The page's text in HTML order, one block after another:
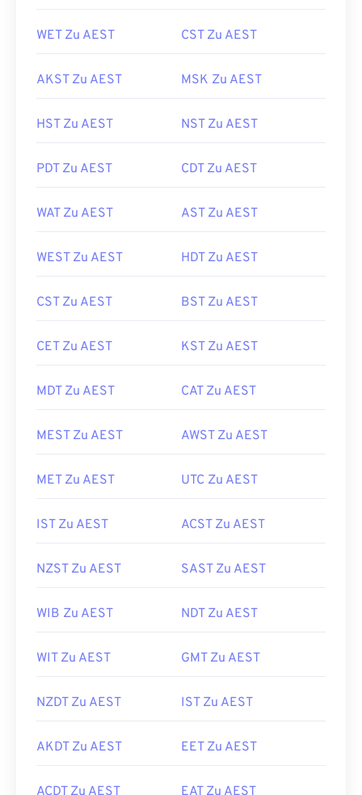
WET Zu AEST CST Zu AEST
AKST Zu AEST MSK Zu AEST
HST Zu AEST NST Zu AEST
PDT Zu AEST CDT Zu AEST
WAT Zu AEST AST Zu AEST
WEST Zu AEST HDT Zu AEST
CST Zu AEST BST Zu AEST
CET Zu AEST KST Zu AEST
MDT Zu AEST CAT Zu AEST
MEST Zu AEST AWST Zu AEST
MET Zu AEST UTC Zu AEST
IST Zu AEST ACST Zu AEST
NZST Zu AEST SAST Zu AEST
WIB Zu AEST NDT Zu AEST
WIT Zu AEST GMT Zu AEST
NZDT Zu AEST IST Zu AEST
AKDT Zu AEST EET Zu AEST
ACDT Zu AEST EAT Zu AEST